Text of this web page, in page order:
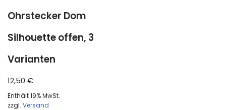
Ohrstecker Dom
Silhouette offen, 3
Varianten
12,50 €
Enthält 19% MwSt.
zzgl. Versand